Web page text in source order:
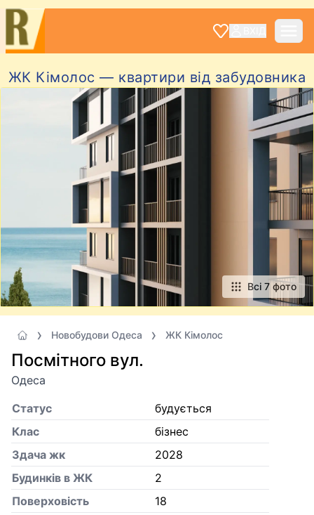
ЖК Кімолос — квартири від забудовника
Всі 7 фото
Новобудови Одеса ЖК Кімолос
Посмітного вул.
Одеса
Статус
будується
Клас
бізнес
Здача жк
2028
Будинків в ЖК
2
Поверховість
18